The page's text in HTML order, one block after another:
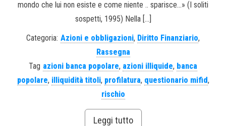
mondo che lui non esiste e come niente .. sparisce…» (I soliti
sospetti, 1995) Nella […]
Categoria: Azioni e obbligazioni, Diritto Finanziario,
Rassegna
Tag azioni banca popolare, azioni illiquide, banca
popolare, illiquidità titoli, profilatura, questionario mifid,
rischio
Leggi tutto